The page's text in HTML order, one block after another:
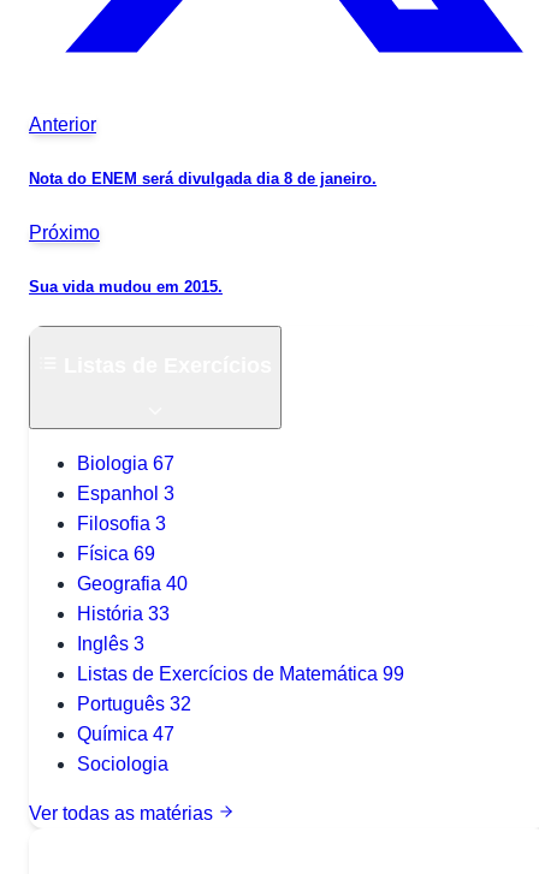
Anterior
Nota do ENEM será divulgada dia 8 de janeiro.
Próximo
Sua vida mudou em 2015.
Biologia 67
Espanhol 3
Filosofia 3
Física 69
Geografia 40
História 33
Inglês 3
Listas de Exercícios de Matemática 99
Português 32
Química 47
Sociologia
Ver todas as matérias